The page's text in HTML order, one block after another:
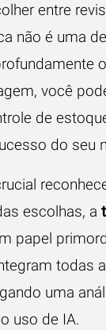
entre
não é uma
você
de
do seu
escolhas, a
papel
todas
uma
uso de IA.